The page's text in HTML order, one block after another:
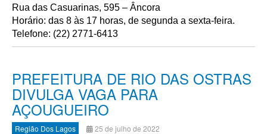
Rua das Casuarinas, 595 – Âncora
Horário: das 8 às 17 horas, de segunda a sexta-feira.
Telefone: (22) 2771-6413
PREFEITURA DE RIO DAS OSTRAS
DIVULGA VAGA PARA
AÇOUGUEIRO
Região Dos Lagos 25 de julho de 2022